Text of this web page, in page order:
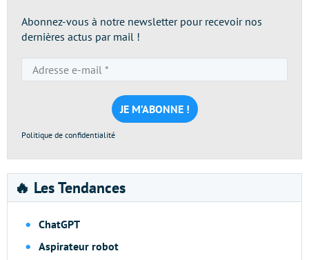
Abonnez-vous à notre newsletter pour recevoir nos
dernières actus par mail !
e-
mail
*
Politique de confidentialité
🔥 Les Tendances
ChatGPT
Aspirateur robot